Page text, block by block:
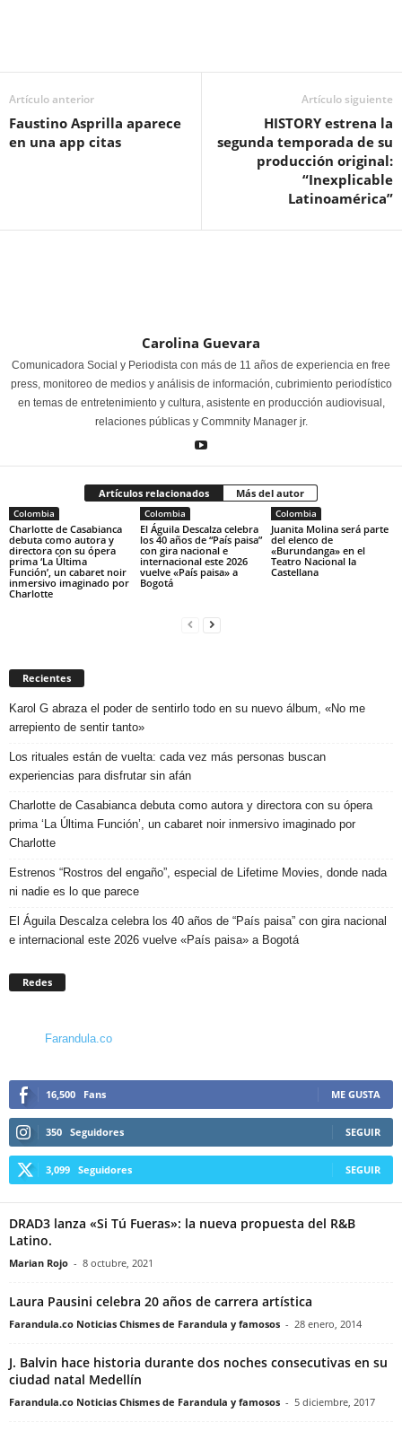
Artículo anterior
Faustino Asprilla aparece
en una app citas
Artículo siguiente
HISTORY estrena la
segunda temporada de su
producción original:
“Inexplicable
Latinoamérica”
Carolina Guevara
Comunicadora Social y Periodista con más de 11 años de experiencia en free
press, monitoreo de medios y análisis de información, cubrimiento periodístico
en temas de entretenimiento y cultura, asistente en producción audiovisual,
relaciones públicas y Commnity Manager jr.
Artículos relacionados Más del autor
Colombia
Charlotte de Casabianca
debuta como autora y
directora con su ópera
prima ‘La Última
Función’, un cabaret noir
inmersivo imaginado por
Charlotte
Colombia
El Águila Descalza celebra
los 40 años de “País paisa”
con gira nacional e
internacional este 2026
vuelve «País paisa» a
Bogotá
Colombia
Juanita Molina será parte
del elenco de
«Burundanga» en el
Teatro Nacional la
Castellana
Recientes
Karol G abraza el poder de sentirlo todo en su nuevo álbum, «No me
arrepiento de sentir tanto»
Los rituales están de vuelta: cada vez más personas buscan
experiencias para disfrutar sin afán
Charlotte de Casabianca debuta como autora y directora con su ópera
prima ‘La Última Función’, un cabaret noir inmersivo imaginado por
Charlotte
Estrenos “Rostros del engaño”, especial de Lifetime Movies, donde nada
ni nadie es lo que parece
El Águila Descalza celebra los 40 años de “País paisa” con gira nacional
e internacional este 2026 vuelve «País paisa» a Bogotá
Redes
Farandula.co
16,500 Fans ME GUSTA
350 Seguidores SEGUIR
3,099 Seguidores SEGUIR
DRAD3 lanza «Si Tú Fueras»: la nueva propuesta del R&B
Latino.
Marian Rojo - 8 octubre, 2021
Laura Pausini celebra 20 años de carrera artística
Farandula.co Noticias Chismes de Farandula y famosos - 28 enero, 2014
J. Balvin hace historia durante dos noches consecutivas en su
ciudad natal Medellín
Farandula.co Noticias Chismes de Farandula y famosos - 5 diciembre, 2017